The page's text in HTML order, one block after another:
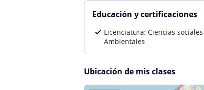
Educación y certificaciones
Licenciatura: Ciencias
Ambientales
Ubicación de mis clases